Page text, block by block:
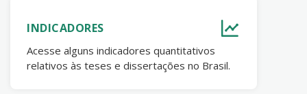
INDICADORES
Acesse alguns indicadores quantitativos
relativos às teses e dissertações no Brasil.